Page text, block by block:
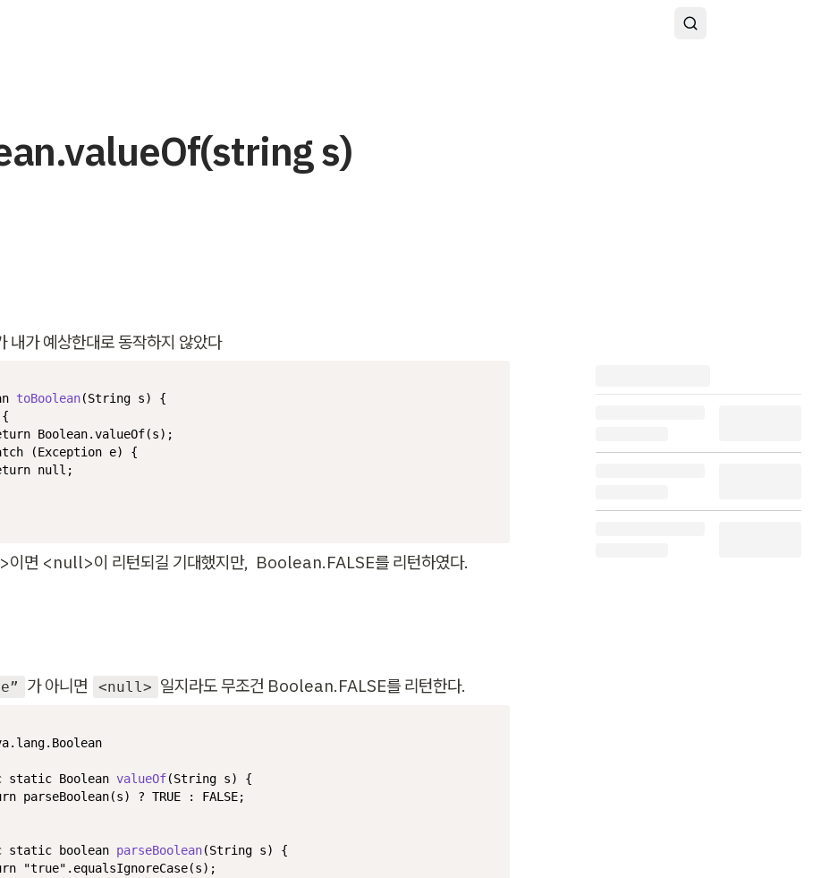
s)
내가 예상한대로 동작하지 않았다
toBoolean(String s)
{
{
Boolean.valueOf(s);
(Exception e) {
null ;
면 <null>이 리턴되길 기대했지만,  Boolean.FALSE를 리턴하였다.
가 아니면 <null> 일지라도 무조건 Boolean.FALSE를 리턴한다.
static Boolean valueOf(String s)
{
parseBoolean(s) ? TRUE : FALSE;
static boolean parseBoolean(String s)
{
"true" .equalsIgnoreCase(s);